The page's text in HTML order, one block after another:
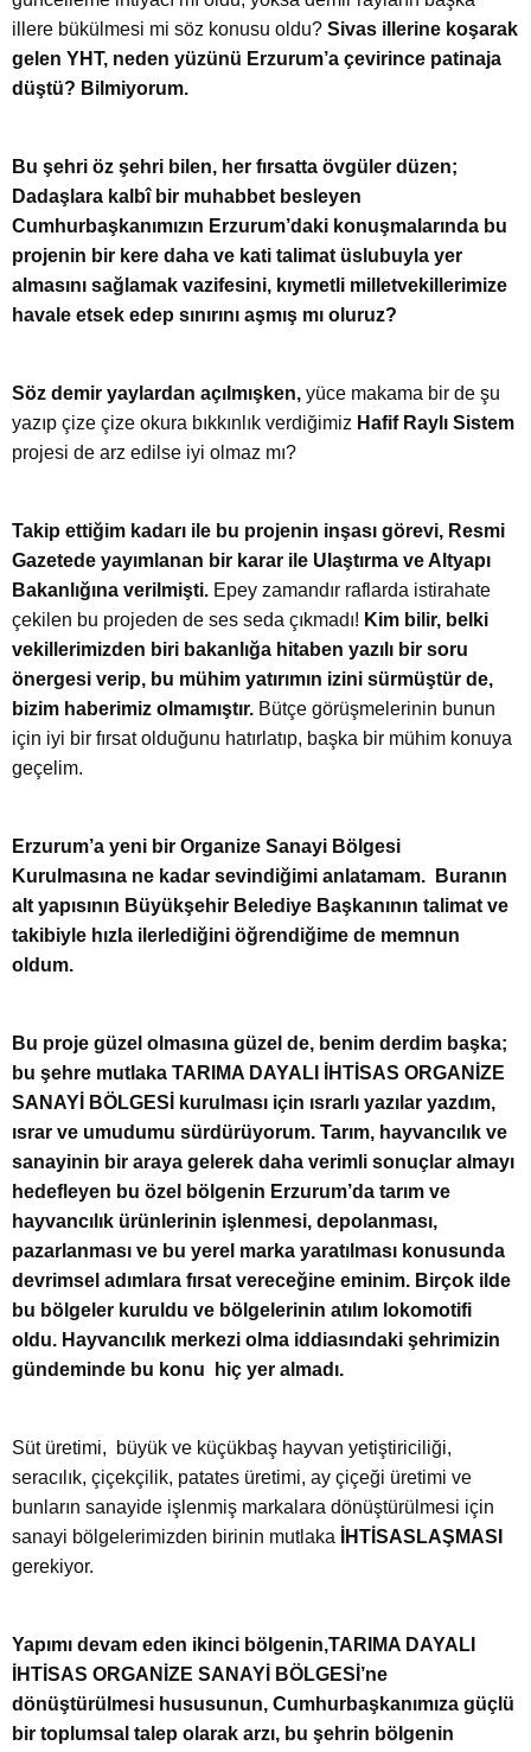
illere bükülmesi mi söz konusu oldu? Sivas illerine koşarak
gelen YHT, neden yüzünü Erzurum’a çevirince patinaja
düştü? Bilmiyorum.
Bu şehri öz şehri bilen, her fırsatta övgüler düzen;
Dadaşlara kalbî bir muhabbet besleyen
Cumhurbaşkanımızın Erzurum’daki konuşmalarında bu
projenin bir kere daha ve kati talimat üslubuyla yer
almasını sağlamak vazifesini, kıymetli milletvekillerimize
havale etsek edep sınırını aşmış mı oluruz?
Söz demir yaylardan açılmışken, yüce makama bir de şu
yazıp çize çize okura bıkkınlık verdiğimiz Hafif Raylı Sistem
projesi de arz edilse iyi olmaz mı?
Takip ettiğim kadarı ile bu projenin inşası görevi, Resmi
Gazetede yayımlanan bir karar ile Ulaştırma ve Altyapı
Bakanlığına verilmişti. Epey zamandır raflarda istirahate
çekilen bu projeden de ses seda çıkmadı! Kim bilir, belki
vekillerimizden biri bakanlığa hitaben yazılı bir soru
önergesi verip, bu mühim yatırımın izini sürmüştür de,
bizim haberimiz olmamıştır. Bütçe görüşmelerinin bunun
için iyi bir fırsat olduğunu hatırlatıp, başka bir mühim konuya
geçelim.
Erzurum’a yeni bir Organize Sanayi Bölgesi
Kurulmasına ne kadar sevindiğimi anlatamam.
Buranın
alt yapısının Büyükşehir Belediye Başkanının talimat ve
takibiyle hızla ilerlediğini öğrendiğime de memnun
oldum.
Bu proje güzel olmasına güzel de, benim derdim başka;
bu şehre mutlaka TARIMA DAYALI İHTİSAS ORGANİZE
SANAYİ BÖLGESİ kurulması için ısrarlı yazılar yazdım,
ısrar ve umudumu sürdürüyorum. Tarım, hayvancılık ve
sanayinin bir araya gelerek daha verimli sonuçlar almayı
hedefleyen bu özel bölgenin Erzurum’da tarım ve
hayvancılık ürünlerinin işlenmesi, depolanması,
pazarlanması ve bu yerel marka yaratılması konusunda
devrimsel adımlara fırsat vereceğine eminim. Birçok ilde
bu bölgeler kuruldu ve bölgelerinin atılım lokomotifi
oldu. Hayvancılık merkezi olma iddiasındaki şehrimizin
gündeminde bu konu hiç yer almadı.
Süt üretimi, büyük ve küçükbaş hayvan yetiştiriciliği,
seracılık, çiçekçilik, patates üretimi, ay çiçeği üretimi ve
bunların sanayide işlenmiş markalara dönüştürülmesi için
sanayi bölgelerimizden birinin mutlaka İHTİSASLAŞMASI
gerekiyor.
Yapımı devam eden ikinci bölgenin,TARIMA DAYALI
İHTİSAS ORGANİZE SANAYİ BÖLGESİ’ne
dönüştürülmesi hususunun, Cumhurbaşkanımıza güçlü
bir toplumsal talep olarak arzı, bu şehrin bölgenin